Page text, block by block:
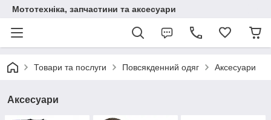
Мототехніка, запчастини та аксесуари
Товари та послуги Повсякденний одяг Аксесуари
Аксесуари